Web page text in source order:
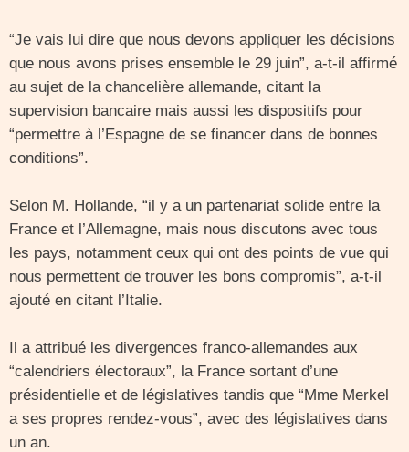
“Je vais lui dire que nous devons appliquer les décisions
que nous avons prises ensemble le 29 juin”, a-t-il affirmé
au sujet de la chancelière allemande, citant la
supervision bancaire mais aussi les dispositifs pour
“permettre à l’Espagne de se financer dans de bonnes
conditions”.
Selon M. Hollande, “il y a un partenariat solide entre la
France et l’Allemagne, mais nous discutons avec tous
les pays, notamment ceux qui ont des points de vue qui
nous permettent de trouver les bons compromis”, a-t-il
ajouté en citant l’Italie.
Il a attribué les divergences franco-allemandes aux
“calendriers électoraux”, la France sortant d’une
présidentielle et de législatives tandis que “Mme Merkel
a ses propres rendez-vous”, avec des législatives dans
un an.